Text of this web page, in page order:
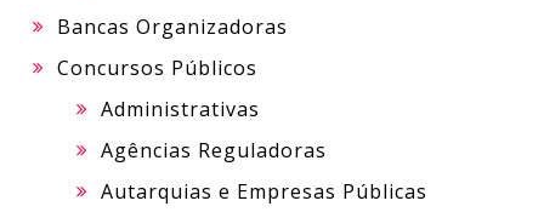
Bancas Organizadoras
Concursos Públicos
Administrativas
Agências Reguladoras
Autarquias e Empresas Públicas